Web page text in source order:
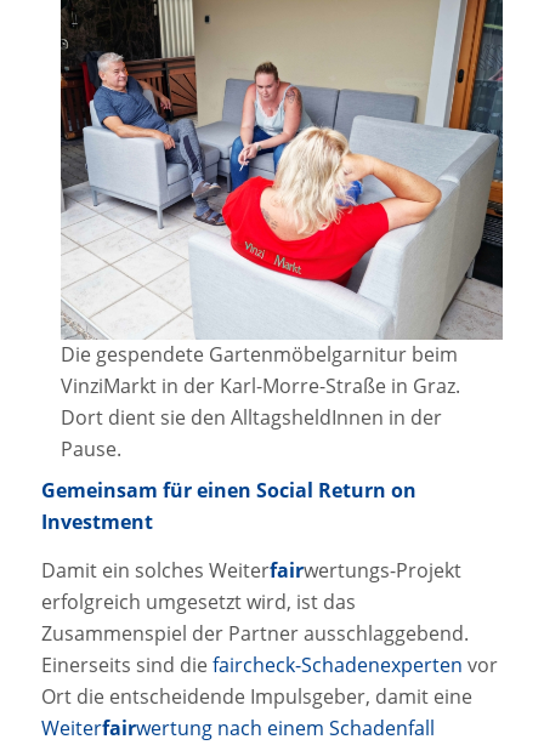
Die gespendete Gartenmöbelgarnitur beim
VinziMarkt in der Karl-Morre-Straße in Graz.
Dort dient sie den AlltagsheldInnen in der
Pause.
Gemeinsam für einen Social Return on
Investment
Damit ein solches Weiterfairwertungs-Projekt
erfolgreich umgesetzt wird, ist das
Zusammenspiel der Partner ausschlaggebend.
Einerseits sind diefaircheck-Schadenexperten vor
Ort die entscheidende Impulsgeber, damit eine
Weiterfairwertung nach einem Schadenfall